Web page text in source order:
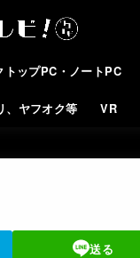
トップPC・ノートPC
、ヤフオク等 VR
送る